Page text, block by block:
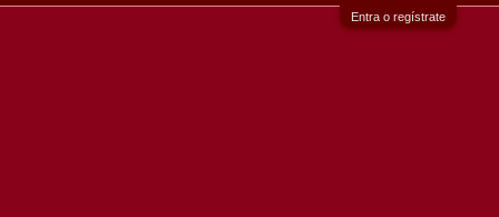
Entra o regístrate